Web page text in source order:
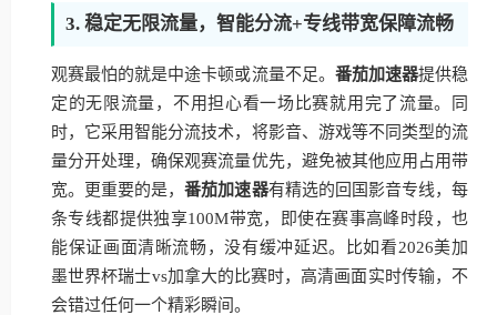
3. 稳定无限流量，智能分流+专线带宽保障流畅
观赛最怕的就是中途卡顿或流量不足。 番茄加速器提供稳
定的无限流量，不用担心看一场比赛就用完了流量。同
时，它采用智能分流技术，将影音、游戏等不同类型的流
量分开处理，确保观赛流量优先，避免被其他应用占用带
宽。更重要的是，番茄加速器有精选的回国影音专线，每
条专线都提供独享100M带宽，即使在赛事高峰时段，也
能保证画面清晰流畅，没有缓冲延迟。比如看2026美加
墨世界杯瑞士vs加拿大的比赛时，高清画面实时传输，不
会错过任何一个精彩瞬间。